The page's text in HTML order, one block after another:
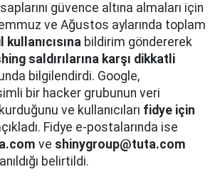
güvence altına almaları için
ve Ağustos aylarında toplam
bildirim göndererek
saldırılarına karşı dikkatli
bilgilendirdi. Google,
bir hacker grubunun veri
ve kullanıcıları fidye için
Fidye e-postalarında ise
ve shinygroup@tuta.com
belirtildi.